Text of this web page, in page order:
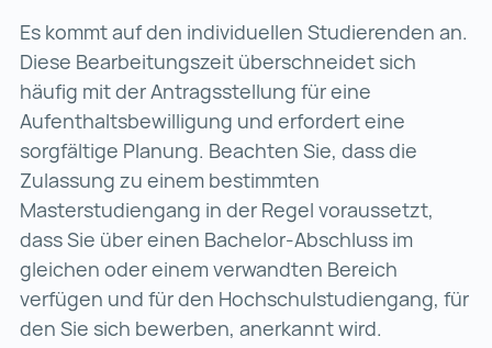
Es kommt auf den individuellen Studierenden an.
Diese Bearbeitungszeit überschneidet sich
häufig mit der Antragsstellung für eine
Aufenthaltsbewilligung und erfordert eine
sorgfältige Planung. Beachten Sie, dass die
Zulassung zu einem bestimmten
Masterstudiengang in der Regel voraussetzt,
dass Sie über einen Bachelor-Abschluss im
gleichen oder einem verwandten Bereich
verfügen und für den Hochschulstudiengang, für
den Sie sich bewerben, anerkannt wird.